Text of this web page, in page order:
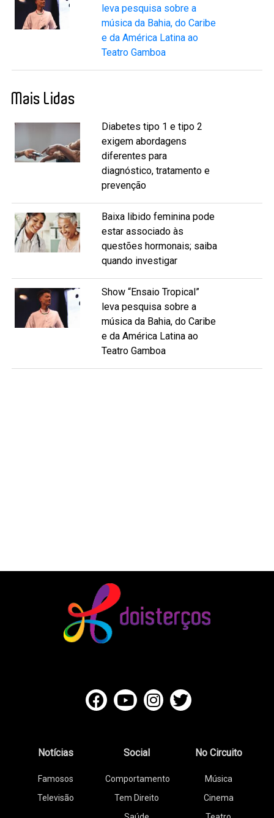
leva pesquisa sobre a
música da Bahia, do Caribe
e da América Latina ao
Teatro Gamboa
Mais Lidas
Diabetes tipo 1 e tipo 2
exigem abordagens
diferentes para
diagnóstico, tratamento e
prevenção
Baixa libido feminina pode
estar associado às
questões hormonais; saiba
quando investigar
Show “Ensaio Tropical”
leva pesquisa sobre a
música da Bahia, do Caribe
e da América Latina ao
Teatro Gamboa
Notícias
Famosos
Televisão
Social
Comportamento
Tem Direito
No Circuito
Música
Cinema